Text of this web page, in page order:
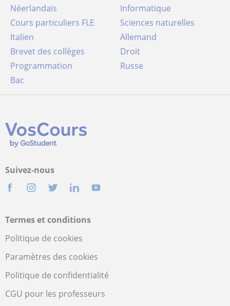
Néerlandais
Informatique
Cours particuliers FLE
Sciences naturelles
Italien
Allemand
Brevet des collèges
Droit
Programmation
Russe
Bac
Suivez-nous
Termes et conditions
Politique de cookies
Paramètres des cookies
Politique de confidentialité
CGU pour les professeurs